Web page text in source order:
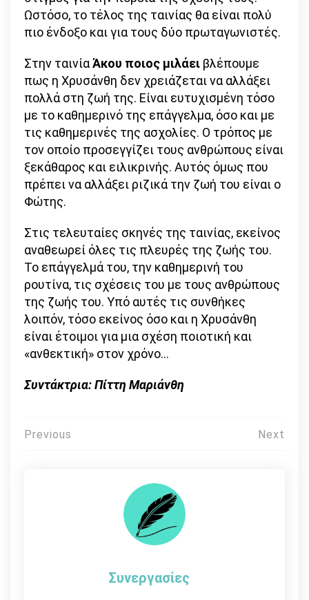
Ωστόσο, το τέλος της ταινίας θα είναι πολύ
πιο ένδοξο και για τους δύο πρωταγωνιστές.
Στην ταινίαΆκου ποιος μιλάει βλέπουμε
πως η Χρυσάνθη δεν χρειάζεται να αλλάξει
πολλά στη ζωή της. Είναι ευτυχισμένη τόσο
με το καθημερινό της επάγγελμα, όσο και με
τις καθημερινές της ασχολίες. Ο τρόπος με
τον οποίο προσεγγίζει τους ανθρώπους είναι
ξεκάθαρος και ειλικρινής. Αυτός όμως που
πρέπει να αλλάξει ριζικά την ζωή του είναι ο
Φώτης.
Στις τελευταίες σκηνές της ταινίας, εκείνος
αναθεωρεί όλες τις πλευρές της ζωής του.
Το επάγγελμά του, την καθημερινή του
ρουτίνα, τις σχέσεις του με τους ανθρώπους
της ζωής του. Υπό αυτές τις συνθήκες
λοιπόν, τόσο εκείνος όσο και η Χρυσάνθη
είναι έτοιμοι για μια σχέση ποιοτική και
«ανθεκτική» στον χρόνο…
Συντάκτρια: Πίττη Μαριάνθη
Πλοήγηση
Previous Next
Συνεργασίες